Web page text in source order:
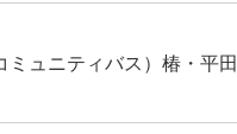
ュニティバス）椿・平田